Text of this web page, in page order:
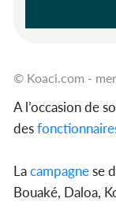
© Koaci.com -
A l’occasion de
des
Lacampagnese
Bouaké, Daloa,